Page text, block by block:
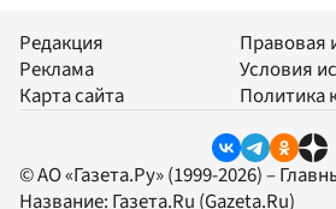
Редакция
Реклама
Карта сайта
Правовая
Условия
Политика
© АО «Газета.Ру» (1999-2026) –
Название: Газета.Ru (Gazeta.Ru)